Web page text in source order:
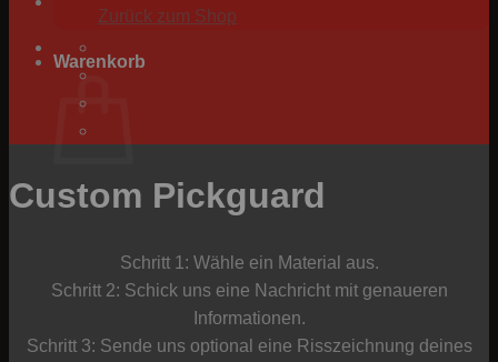
Zurück zum Shop
Warenkorb
Es befinden sich keine Produkte im Warenkorb.
Custom Pickguard
Schritt 1: Wähle ein Material aus.
Schritt 2: Schick uns eine Nachricht mit genaueren
Informationen.
Schritt 3: Sende uns optional eine Risszeichnung deines